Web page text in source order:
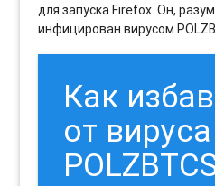
для запуска Firefox. Он,
инфицирован вирусом
Как
от вируса